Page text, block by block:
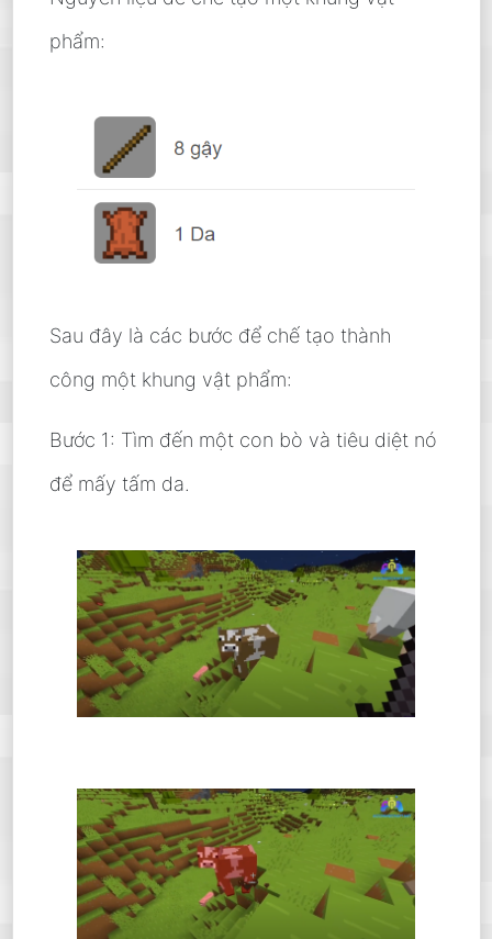
phẩm:
Sau đây là các bước để chế tạo thành
công một khung vật phẩm:
Bước 1: Tìm đến một con bò và tiêu diệt nó
để mấy tấm da.